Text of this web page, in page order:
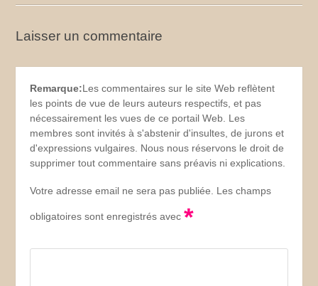
Laisser un commentaire
Remarque:Les commentaires sur le site Web reflètent
les points de vue de leurs auteurs respectifs, et pas
nécessairement les vues de ce portail Web. Les
membres sont invités à s'abstenir d'insultes, de jurons et
d'expressions vulgaires. Nous nous réservons le droit de
supprimer tout commentaire sans préavis ni explications.
Votre adresse email ne sera pas publiée. Les champs
obligatoires sont enregistrés avec*